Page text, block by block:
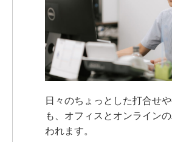
日々のちょっとした打合せ
も、オフィスとオンライン
われます。